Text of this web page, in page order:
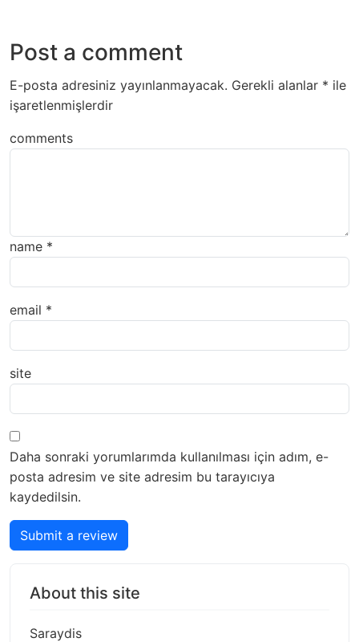
Post a comment
E-posta adresiniz yayınlanmayacak. Gerekli alanlar * ile
işaretlenmişlerdir
comments
name *
email *
site
Daha sonraki yorumlarımda kullanılması için adım, e-
posta adresim ve site adresim bu tarayıcıya
kaydedilsin.
Submit a review
About this site
Saraydis